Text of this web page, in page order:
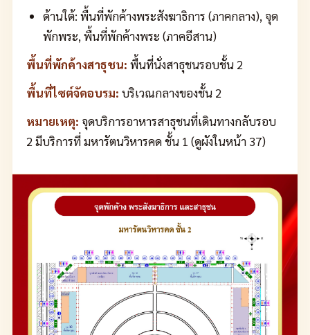
ด้านใต้: พื้นที่พักค้างพระสังฆาธิการ (ภาคกลาง), จุด
พักพระ, พื้นที่พักค้างพระ (ภาคอีสาน)
พื้นที่พักค้างสาธุชน: พื้นที่นั่งสาธุชนรอบชั้น 2
พื้นที่ไซต์จัดอบรม: บริเวณกลางของชั้น 2
หมายเหตุ: จุดบริการอาหารสาธุชนที่เดินทางกลับรอบ
2 มีบริการที่ มหารัตนวิหารคด ชั้น 1 (ดูผังในหน้า 37)